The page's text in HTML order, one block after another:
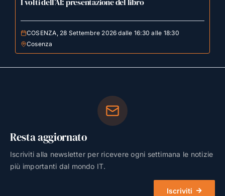
COSENZA, 28 Settembre 2026 dalle 16:30 alle 18:30
Cosenza
Resta aggiornato
Iscriviti alla newsletter per ricevere ogni settimana le notizie
più importanti dal mondo IT.
Iscriviti